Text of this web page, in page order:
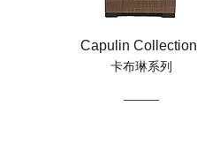
Capulin Collection
卡布琳系列